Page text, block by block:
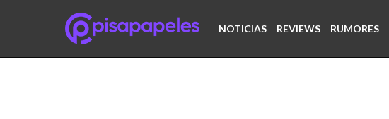
NOTICIAS REVIEWS RUMORES